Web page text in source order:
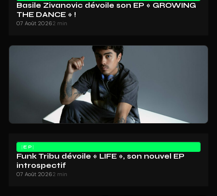
Basile Zivanovic dévoile son EP « GROWING
THE DANCE » !
07 Août 20262 min
EP
Funk Tribu dévoile « LIFE », son nouvel EP
introspectif
07 Août 20262 min